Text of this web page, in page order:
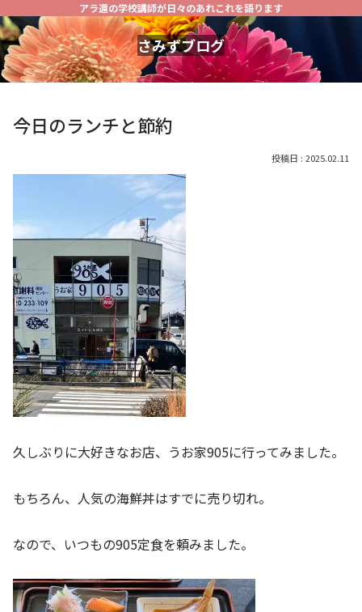
アラ還の学校講師が日々のあれこれを語ります
さみずブログ
今日のランチと節約
2025.02.11
久しぶりに大好きなお店、うお家905に行ってみました。
もちろん、人気の海鮮丼はすでに売り切れ。
なので、いつもの905定食を頼みました。